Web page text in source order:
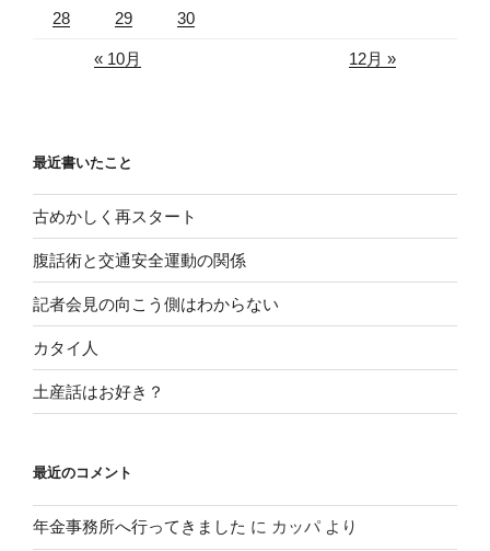
28 29 30
« 10月 12月 »
最近書いたこと
古めかしく再スタート
腹話術と交通安全運動の関係
記者会見の向こう側はわからない
カタイ人
土産話はお好き？
最近のコメント
年金事務所へ行ってきました に カッパより